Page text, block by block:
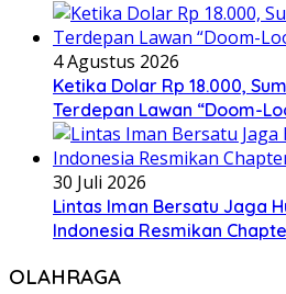
4 Agustus 2026
Ketika Dolar Rp 18.000,
Terdepan Lawan “Doom-
30 Juli 2026
Lintas Iman Bersatu Jaga
Indonesia Resmikan
OLAHRAGA